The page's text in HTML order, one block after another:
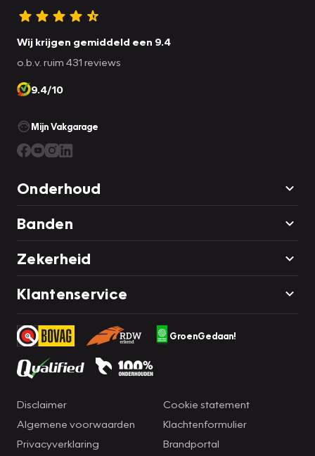
Wij krijgen gemiddeld een 9.4
o.b.v. ruim 431 reviews
9.4/10
Mijn Vakgarage
Onderhoud
Banden
Zekerheid
Klantenservice
GroenGedaan!
Disclaimer
Algemene voorwaarden
Privacyverklaring
Cookie statement
Klachtenformulier
Brandportal